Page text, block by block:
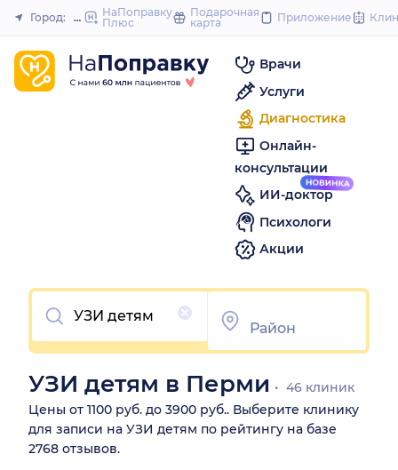
to
Закрыть
Город: ПермьНаПоправку
Плюс
Подарочная
карта
Приложение
Врачи
Услуги
Диагностика
Онлайн-
консультации
ИИ-доктор
Психологи
Акции
Очистить
УЗИ детям в Перми
46 клиник
Цены от 1100 руб. до 3900 руб.. Выберите клинику
для записи на УЗИ детям по рейтингу на базе
2768 отзывов.